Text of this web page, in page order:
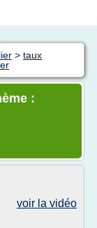
> taux
:
voir la vidéo